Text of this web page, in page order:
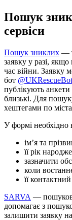
Пошук
сервіси
Пошук зниклих —
заявку у разі,
час війни. Заявку
бот @UKRescueBot
публікують
близькі. Для
хештегами по
У формі необхідно
ім’я та
її рік
зазначити
коли
її
SARVA —
допомагає з
залишити заявку